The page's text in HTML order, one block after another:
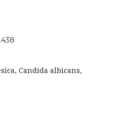
Candida albicans,